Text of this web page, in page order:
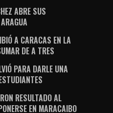
ABRE SUS
A CARACAS EN LA
DE A TRES
PARA DARLE UNA
RESULTADO AL
EN MARACAIBO